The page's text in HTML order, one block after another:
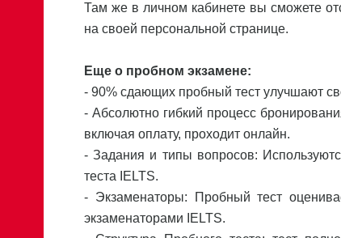
Там же в личном кабинете вы сможете
на своей персональной странице.
Еще о пробном экзамене:
- 90% сдающих пробный тест улучшают
- Абсолютно гибкий процесс
включая оплату, проходит онлайн.
- Задания и типы вопросов:
теста IELTS.
- Экзаменаторы: Пробный тест
экзаменаторами IELTS.